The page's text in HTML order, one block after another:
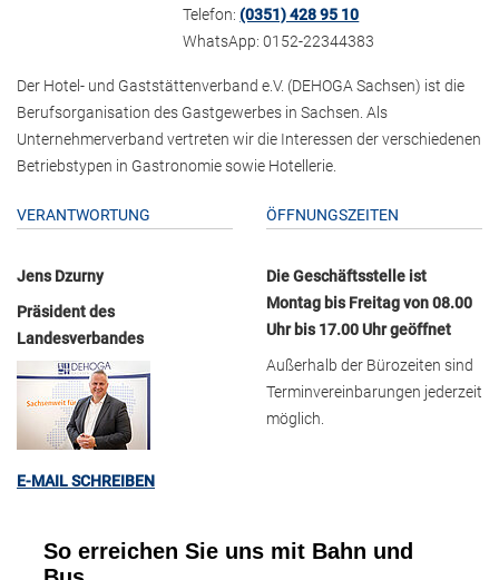
Telefon:(0351) 428 95 10
WhatsApp: 0152-22344383
Der Hotel- und Gaststättenverband e.V. (DEHOGA Sachsen) ist die
Berufsorganisation des Gastgewerbes in Sachsen. Als
Unternehmerverband vertreten wir die Interessen der verschiedenen
Betriebstypen in Gastronomie sowie Hotellerie.
VERANTWORTUNG
Jens Dzurny
Präsident des
Landesverbandes
E-MAIL SCHREIBEN
ÖFFNUNGSZEITEN
Die Geschäftsstelle ist
Montag bis Freitag von 08.00
Uhr bis 17.00 Uhr geöffnet
Außerhalb der Bürozeiten sind
Terminvereinbarungen jederzeit
möglich.